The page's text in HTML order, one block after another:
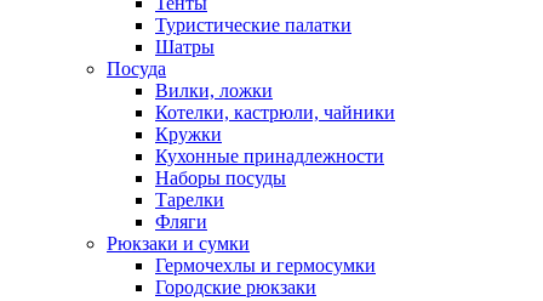
Туристические палатки
Шатры
Посуда
Вилки, ложки
Котелки, кастрюли, чайники
Кружки
Кухонные принадлежности
Наборы посуды
Тарелки
Фляги
Рюкзаки и сумки
Гермочехлы и гермосумки
Городские рюкзаки